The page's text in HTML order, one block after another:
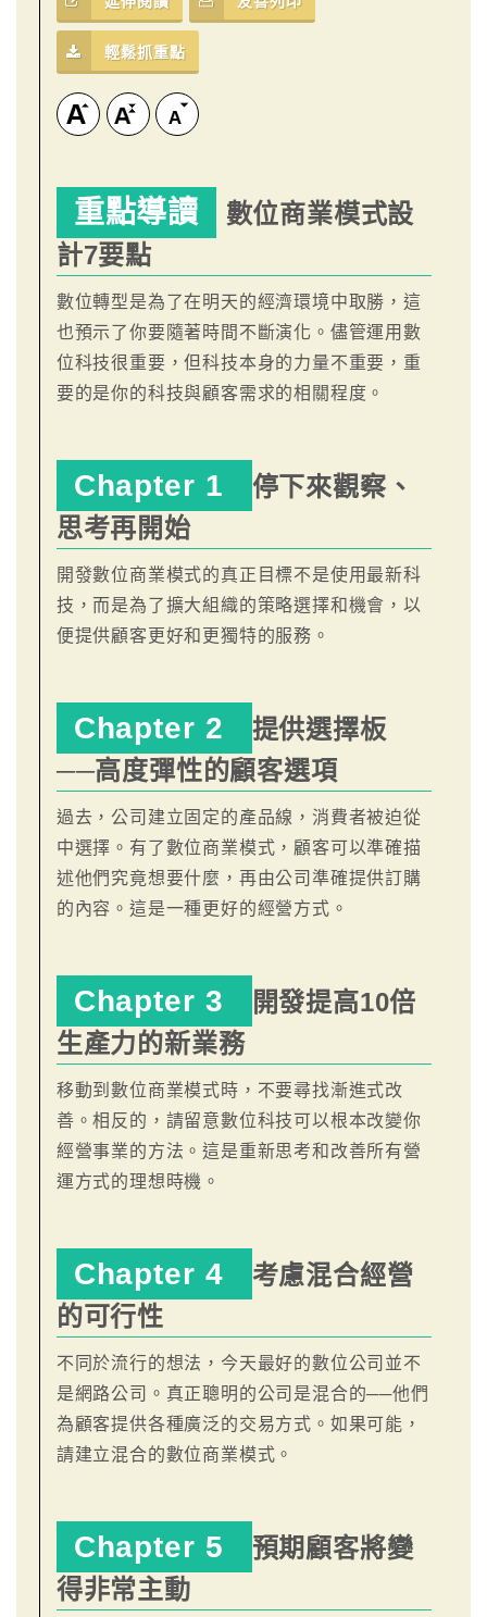
輕鬆抓重點
重點導讀
數位商業模式設
計7要點
數位轉型是為了在明天的經濟環境中取勝，這
也預示了你要隨著時間不斷演化。儘管運用數
位科技很重要，但科技本身的力量不重要，重
要的是你的科技與顧客需求的相關程度。
Chapter 1
停下來觀察、
思考再開始
開發數位商業模式的真正目標不是使用最新科
技，而是為了擴大組織的策略選擇和機會，以
便提供顧客更好和更獨特的服務。
Chapter 2
提供選擇板
──高度彈性的顧客選項
過去，公司建立固定的產品線，消費者被迫從
中選擇。有了數位商業模式，顧客可以準確描
述他們究竟想要什麼，再由公司準確提供訂購
的內容。這是一種更好的經營方式。
Chapter 3
開發提高10倍
生產力的新業務
移動到數位商業模式時，不要尋找漸進式改
善。相反的，請留意數位科技可以根本改變你
經營事業的方法。這是重新思考和改善所有營
運方式的理想時機。
Chapter 4
考慮混合經營
的可行性
不同於流行的想法，今天最好的數位公司並不
是網路公司。真正聰明的公司是混合的──他們
為顧客提供各種廣泛的交易方式。如果可能，
請建立混合的數位商業模式。
Chapter 5
預期顧客將變
得非常主動